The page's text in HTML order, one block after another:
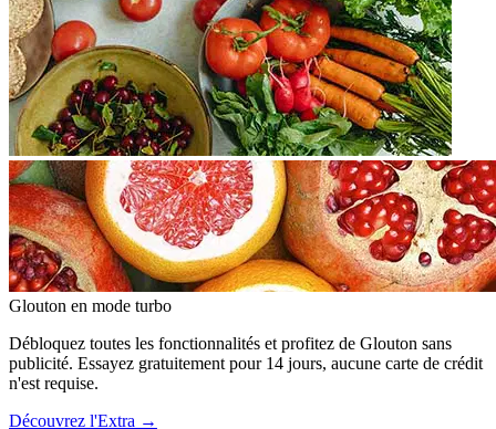
Glouton en mode turbo
Débloquez toutes les fonctionnalités et profitez de Glouton sans
publicité. Essayez gratuitement pour 14 jours, aucune carte de crédit
n'est requise.
Découvrez l'Extra →